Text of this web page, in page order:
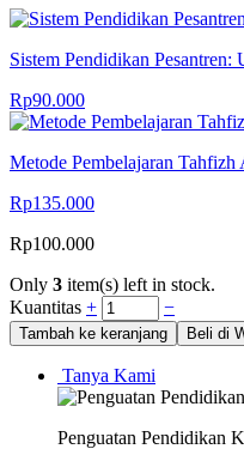
Sistem Pendidikan
Rp90.000
Metode Pembelajaran
Rp135.000
Rp100.000
Only 3 item(s) left in stock.
Kuantitas + −
Tambah ke keranjang Beli di
Tanya Kami
Penguatan Pendidikan